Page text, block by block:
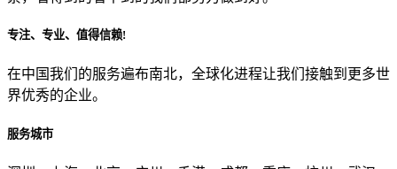
专注、专业、值得信赖!
在中国我们的服务遍布南北，全球化进程让我们接触到更多世
界优秀的企业。
服务城市